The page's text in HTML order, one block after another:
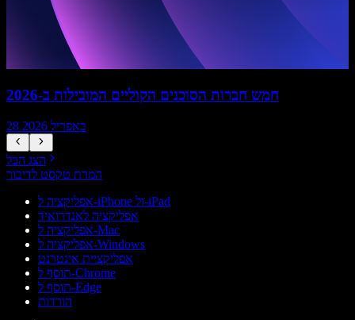
חמש חברות הסוכנים הקוליים המובילות ב-2026
28 באפריל 2026
הצג הכל
המרת טקסט לדיבור
אפליקציה ל-iPhone ול-iPad
אפליקציה לאנדרואיד
אפליקציה ל-Mac
אפליקציה ל-Windows
אפליקציית אינטרנט
תוסף ל-Chrome
תוסף ל-Edge
הורדות